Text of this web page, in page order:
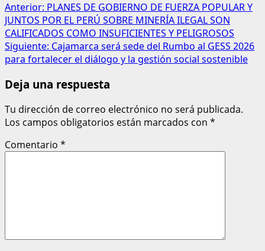
Anterior: PLANES DE GOBIERNO DE FUERZA POPULAR Y
JUNTOS POR EL PERÚ SOBRE MINERÍA ILEGAL SON
CALIFICADOS COMO INSUFICIENTES Y PELIGROSOS
Siguiente: Cajamarca será sede del Rumbo al GESS 2026
para fortalecer el diálogo y la gestión social sostenible
Deja una respuesta
Tu dirección de correo electrónico no será publicada.
Los campos obligatorios están marcados con *
Comentario *